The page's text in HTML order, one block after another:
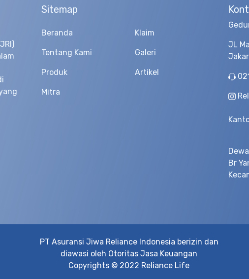
Sitemap
Beranda Klaim
Tentang Kami Galeri
Produk Artikel
Mitra
JL
Br
PT Asuransi Jiwa Reliance Indonesia berizin dan
diawasi oleh Otoritas Jasa Keuangan
Copyrights © 2022 Reliance Life